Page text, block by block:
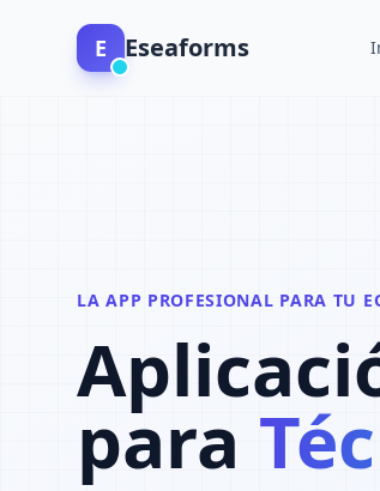
E Eseaforms
LA APP PROFESIONAL PARA TU
para